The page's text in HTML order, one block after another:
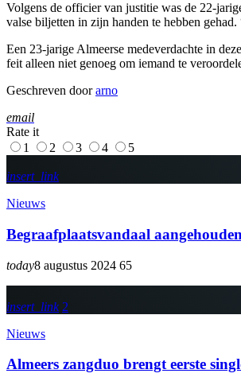
Volgens de officier van justitie was de 22-
valse biljetten in zijn handen te hebben
Een 23-jarige Almeerse medeverdachte in
feit alleen niet genoeg om iemand te
Geschreven doorarno
email
Rate it
1
2 3 4 5
insert_link
Nieuws
Begraafplaatsvandaal
today8 augustus 2024 65
insert_link 2
Nieuws
Almeers zangduo brengt eerste